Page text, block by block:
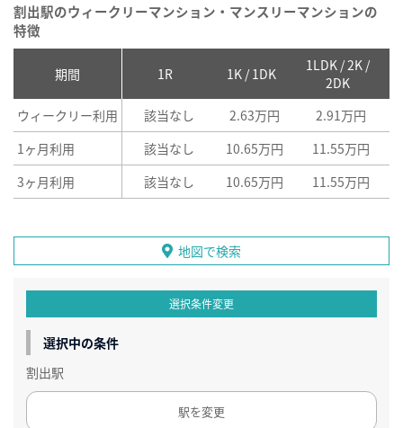
割出駅のウィークリーマンション・マンスリーマンションの
特徴
期間 1R 1K / 1DK
1LDK / 2K /
2DK
ウィークリー利用 該当なし 2.63万円 2.91万円
1ヶ月利用
該当なし 10.65万円 11.55万円
3ヶ月利用
該当なし 10.65万円 11.55万円
地図で検索
選択条件変更
選択中の条件
割出駅
駅を変更